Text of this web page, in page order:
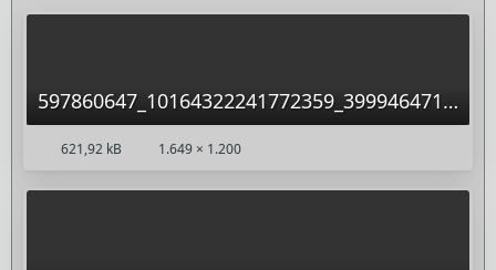
597860647_10164322241772359_3999464718684353915_n.jpg
621,92 kB 1.649 × 1.200